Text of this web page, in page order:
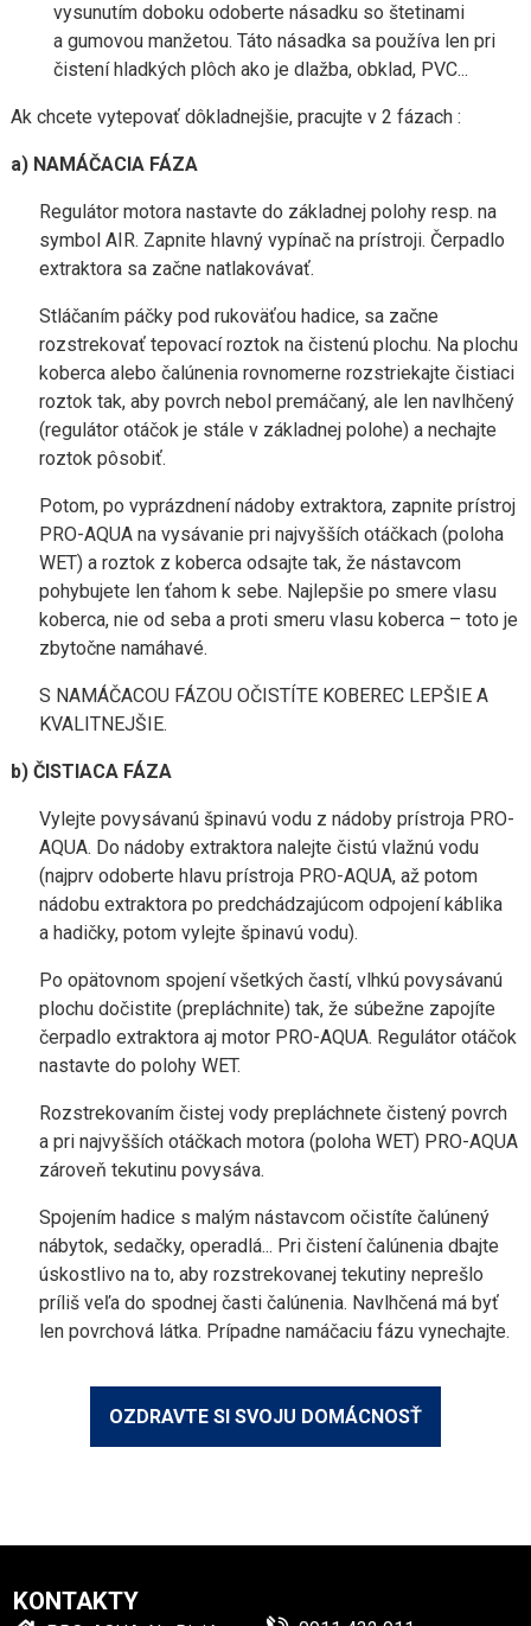
vysunutím doboku odoberte násadku so štetinami
a gumovou manžetou. Táto násadka sa používa len pri
čistení hladkých plôch ako je dlažba, obklad, PVC...
Ak chcete vytepovať dôkladnejšie, pracujte v 2 fázach :
a) NAMÁČACIA FÁZA
Regulátor motora nastavte do základnej polohy resp. na
symbol AIR. Zapnite hlavný vypínač na prístroji. Čerpadlo
extraktora sa začne natlakovávať.
Stláčaním páčky pod rukoväťou hadice, sa začne
rozstrekovať tepovací roztok na čistenú plochu. Na plochu
koberca alebo čalúnenia rovnomerne rozstriekajte čistiaci
roztok tak, aby povrch nebol premáčaný, ale len navlhčený
(regulátor otáčok je stále v základnej polohe) a nechajte
roztok pôsobiť.
Potom, po vyprázdnení nádoby extraktora, zapnite prístroj
PRO-AQUA na vysávanie pri najvyšších otáčkach (poloha
WET) a roztok z koberca odsajte tak, že nástavcom
pohybujete len ťahom k sebe. Najlepšie po smere vlasu
koberca, nie od seba a proti smeru vlasu koberca – toto je
zbytočne namáhavé.
S NAMÁČACOU FÁZOU OČISTÍTE KOBEREC LEPŠIE A
KVALITNEJŠIE.
b) ČISTIACA FÁZA
Vylejte povysávanú špinavú vodu z nádoby prístroja PRO-
AQUA. Do nádoby extraktora nalejte čistú vlažnú vodu
(najprv odoberte hlavu prístroja PRO-AQUA, až potom
nádobu extraktora po predchádzajúcom odpojení káblika
a hadičky, potom vylejte špinavú vodu).
Po opätovnom spojení všetkých častí, vlhkú povysávanú
plochu dočistite (prepláchnite) tak, že súbežne zapojíte
čerpadlo extraktora aj motor PRO-AQUA. Regulátor otáčok
nastavte do polohy WET.
Rozstrekovaním čistej vody prepláchnete čistený povrch
a pri najvyšších otáčkach motora (poloha WET) PRO-AQUA
zároveň tekutinu povysáva.
Spojením hadice s malým nástavcom očistíte čalúnený
nábytok, sedačky, operadlá... Pri čistení čalúnenia dbajte
úskostlivo na to, aby rozstrekovanej tekutiny neprešlo
príliš veľa do spodnej časti čalúnenia. Navlhčená má byť
len povrchová látka. Prípadne namáčaciu fázu vynechajte.
OZDRAVTE SI SVOJU DOMÁCNOSŤ
KONTAKTY